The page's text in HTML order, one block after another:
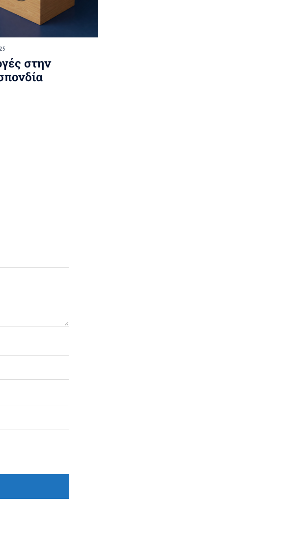
στην